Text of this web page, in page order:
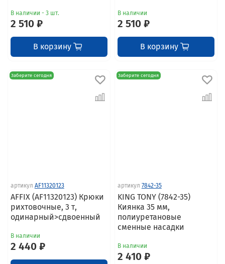
В наличии - 3 шт.
2 510 ₽
В корзину
В наличии
2 510 ₽
В корзину
Заберите сегодня
артикул AF11320123
AFFIX (AF11320123) Крюки
рихтовочные, 3 т,
одинарный>сдвоенный
В наличии
2 440 ₽
Заберите сегодня
артикул 7842-35
KING TONY (7842-35)
Киянка 35 мм,
полиуретановые
сменные насадки
В наличии
2 410 ₽